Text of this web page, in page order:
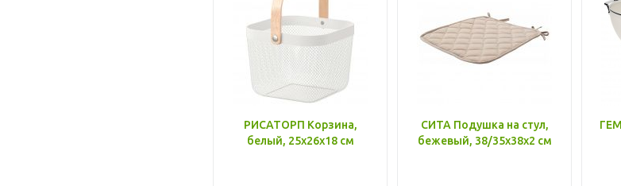
РИСАТОРП Корзина,
белый, 25x26x18 см
СИТА Подушка на стул,
бежевый, 38/35x38x2 см